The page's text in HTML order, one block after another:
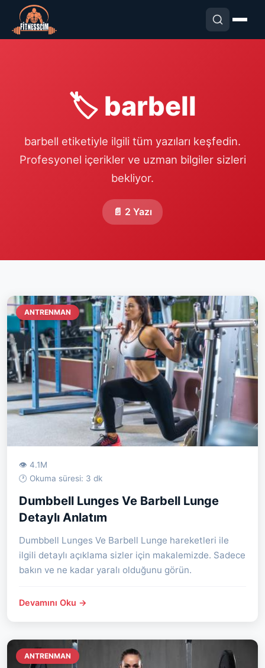
🏷️ barbell
barbell etiketiyle ilgili tüm yazıları keşfedin.
Profesyonel içerikler ve uzman bilgiler sizleri
bekliyor.
📄 2 Yazı
ANTRENMAN
👁 4.1M
🕐 Okuma süresi: 3 dk
Dumbbell Lunges Ve Barbell Lunge
Detaylı Anlatım
Dumbbell Lunges Ve Barbell Lunge hareketleri ile
ilgili detaylı açıklama sizler için makalemizde. Sadece
bakın ve ne kadar yaralı olduğunu görün.
Devamını Oku →
ANTRENMAN